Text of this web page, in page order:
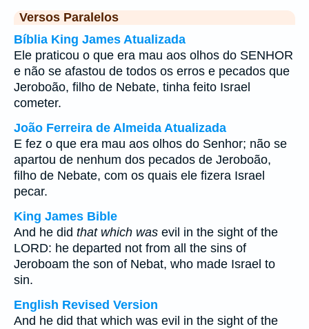
Versos Paralelos
Bíblia King James Atualizada
Ele praticou o que era mau aos olhos do SENHOR
e não se afastou de todos os erros e pecados que
Jeroboão, filho de Nebate, tinha feito Israel
cometer.
João Ferreira de Almeida Atualizada
E fez o que era mau aos olhos do Senhor; não se
apartou de nenhum dos pecados de Jeroboão,
filho de Nebate, com os quais ele fizera Israel
pecar.
King James Bible
And he did that which was evil in the sight of the
LORD: he departed not from all the sins of
Jeroboam the son of Nebat, who made Israel to
sin.
English Revised Version
And he did that which was evil in the sight of the